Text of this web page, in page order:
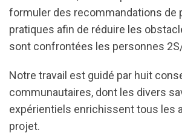
formuler des recommandations de
pratiques afin de réduire les
sont confrontées les personnes 2S/
Notre travail est guidé par huit
communautaires, dont les divers
expérientiels enrichissent tous les
projet.